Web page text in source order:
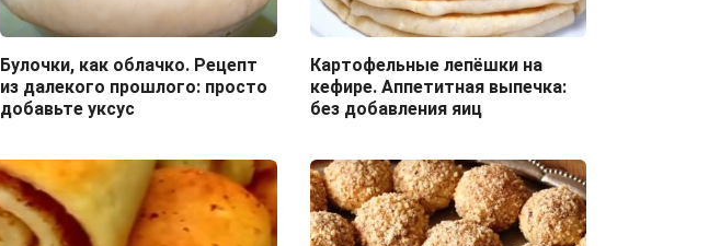
Булочки, как облачко. Рецепт
из далекого прошлого: просто
добавьте уксус
Картофельные лепёшки на
кефире. Аппетитная выпечка:
без добавления яиц